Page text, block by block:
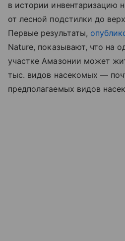
в истории инвентаризацию
от лесной подстилки до
Первые результаты,
Nature, показывают, что на
участке Амазонии может
тыс. видов насекомых —
предполагаемых видов